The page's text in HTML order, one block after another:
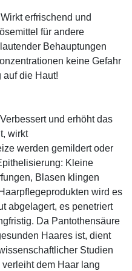
erfrischend und
für andere
Behauptungen
keine Gefahr
auf die Haut!
und erhöht das
wirkt
werden gemildert oder
Kleine
Blasen klingen
wird es
abgelagert, es penetriert
Da Pantothensäure
Haares ist, dient
Studien
verleiht dem Haar lang